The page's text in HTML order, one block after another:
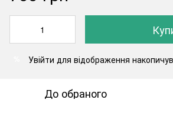
Увійти для відображення
До обраного